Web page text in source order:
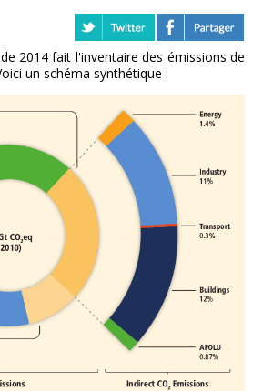
de 2014 fait l'inventaire des émissions de
un schéma synthétique :